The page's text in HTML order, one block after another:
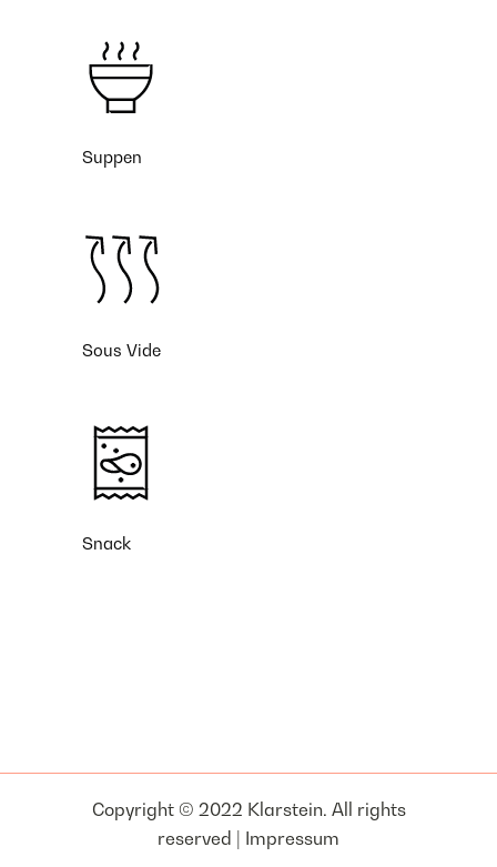
Suppen
Sous Vide
Snack
Copyright © 2022 Klarstein. All rights
reserved | Impressum